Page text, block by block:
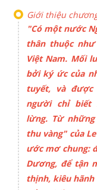
Giới thiệu
"Có một nước
thân thuộc
Việt Nam. Mối
bởi ký ức của
tuyết, và
người chỉ biết
lừng. Từ
thu vàng" của
ước mơ chung:
Dương, để tận
thịnh, kiêu hãnh